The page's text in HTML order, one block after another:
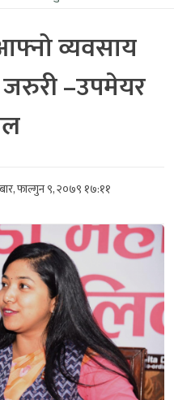
व्यवसाय
–उपमेयर
फाल्गुन ९, २०७९ १७:११